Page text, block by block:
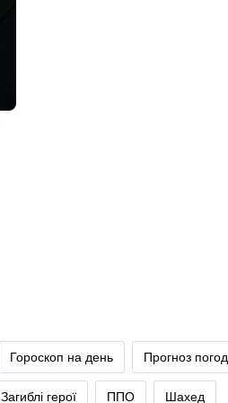
Гороскоп на день Прогноз
Загиблі герої ППО Шахед